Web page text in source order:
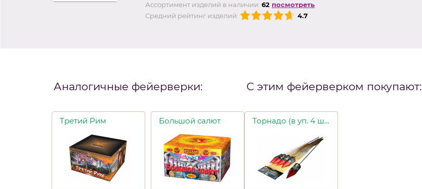
Ассортимент изделий в наличии: 62 посмотреть
Средний рейтинг изделий:
4.7
Аналогичные фейерверки:
Третий Рим Большой салют
С этим фейерверком покупают:
Торнадо (в уп. 4 шт.)